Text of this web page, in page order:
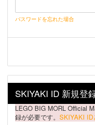
パスワードを忘れた場合
SKIYAKI ID 新規登
LEGO BIG MORL Official
録が必要です。 SKIYAKI ID